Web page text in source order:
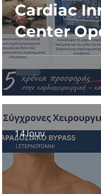
Cardiac
Center
14 Ιουν